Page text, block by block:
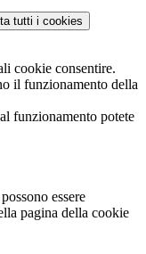
tutti i cookies
cookie consentire.
il funzionamento della
funzionamento potete
essere
pagina della cookie